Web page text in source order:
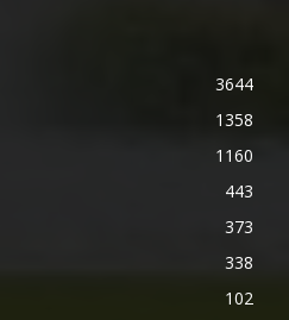
3644
1358
1160
443
373
338
102